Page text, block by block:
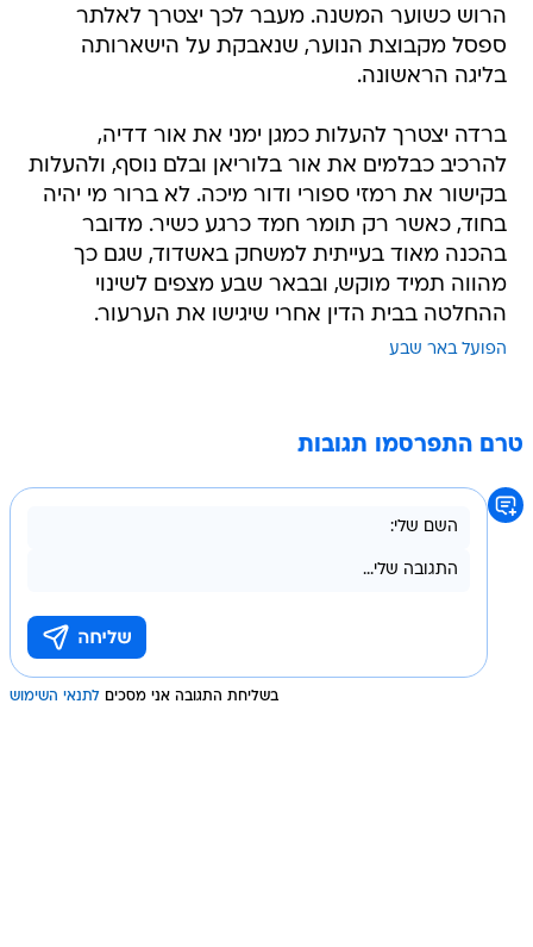
הרוש כשוער המשנה. מעבר לכך יצטרך לאלתר
ספסל מקבוצת הנוער, שנאבקת על הישארותה
בליגה הראשונה.
ברדה יצטרך להעלות כמגן ימני את אור דדיה,
להרכיב כבלמים את אור בלוריאן ובלם נוסף, ולהעלות
בקישור את רמזי ספורי ודור מיכה. לא ברור מי יהיה
בחוד, כאשר רק תומר חמד כרגע כשיר. מדובר
בהכנה מאוד בעייתית למשחק באשדוד, שגם כך
מהווה תמיד מוקש, ובבאר שבע מצפים לשינוי
ההחלטה בבית הדין אחרי שיגישו את הערעור.
הפועל באר שבע
טרם התפרסמו תגובות
בשליחת התגובה אני מסכים לתנאי השימוש